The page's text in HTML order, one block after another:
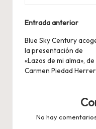
Navegación
de
entradas
Entrada anterior
Blue Sky Century
la presentación de
«Lazos de mi alma», de
Carmen Piedad
No hay